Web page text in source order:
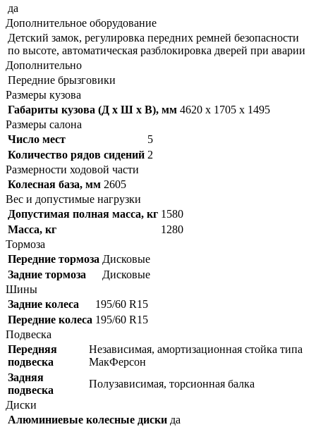
да
Дополнительное оборудование
Детский замок, регулировка передних ремней безопасности
по высоте, автоматическая разблокировка дверей при аварии
Дополнительно
Передние брызговики
Размеры кузова
Габариты кузова (Д x Ш x В), мм 4620 x 1705 x 1495
Размеры салона
Число мест
5
Количество рядов сидений 2
Размерности ходовой части
Колесная база, мм 2605
Вес и допустимые нагрузки
Допустимая полная масса, кг 1580
Масса, кг
1280
Тормоза
Передние тормоза Дисковые
Задние тормоза
Дисковые
Шины
Задние колеса
195/60 R15
Передние колеса 195/60 R15
Подвеска
Передняя
подвеска
Независимая, амортизационная стойка типа
МакФерсон
Задняя
подвеска
Полузависимая, торсионная балка
Диски
Алюминиевые колесные диски да